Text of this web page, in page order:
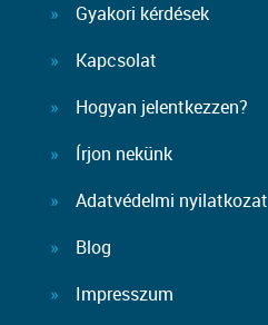
Gyakori kérdések
Kapcsolat
Hogyan jelentkezzen?
Írjon nekünk
Adatvédelmi nyilatkozat
Blog
Impresszum